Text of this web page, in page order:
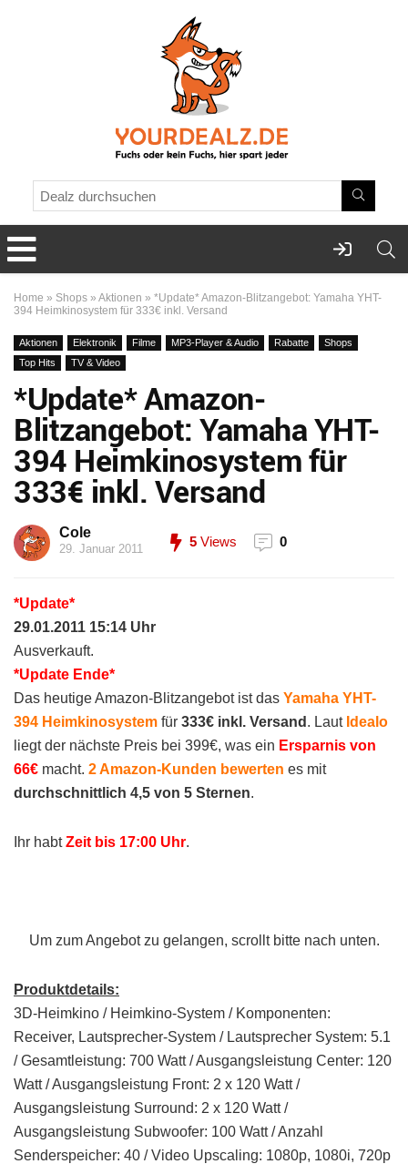
Home » Shops » Aktionen » *Update* Amazon-Blitzangebot: Yamaha YHT-
394 Heimkinosystem für 333€ inkl. Versand
Aktionen Elektronik Filme MP3-Player & Audio Rabatte
Shops
Top Hits
TV & Video
*Update* Amazon-
Blitzangebot: Yamaha YHT-
394 Heimkinosystem für
333€ inkl. Versand
Cole
29. Januar 2011 5 Views 0
*Update*
29.01.2011 15:14 Uhr
Ausverkauft.
*Update Ende*
Das heutige Amazon-Blitzangebot ist das Yamaha YHT-
394 Heimkinosystem für 333€ inkl. Versand . Laut Idealo
liegt der nächste Preis bei 399€, was ein Ersparnis von
66€ macht. 2 Amazon-Kunden bewerten es mit
durchschnittlich 4,5 von 5 Sternen.
Ihr habtZeit bis 17:00 Uhr.
Um zum Angebot zu gelangen, scrollt bitte nach unten.
Produktdetails:
3D-Heimkino / Heimkino-System / Komponenten:
Receiver, Lautsprecher-System / Lautsprecher System: 5.1
/ Gesamtleistung: 700 Watt / Ausgangsleistung Center: 120
Watt / Ausgangsleistung Front: 2 x 120 Watt /
Ausgangsleistung Surround: 2 x 120 Watt /
Ausgangsleistung Subwoofer: 100 Watt / Anzahl
Senderspeicher: 40 / Video Upscaling: 1080p, 1080i, 720p